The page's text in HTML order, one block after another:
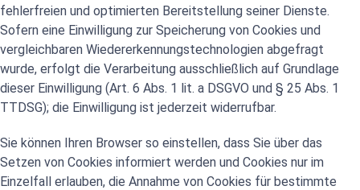
fehlerfreien und optimierten Bereitstellung seiner Dienste.
Sofern eine Einwilligung zur Speicherung von Cookies und
vergleichbaren Wiedererkennungstechnologien abgefragt
wurde, erfolgt die Verarbeitung ausschließlich auf Grundlage
dieser Einwilligung (Art. 6 Abs. 1 lit. a DSGVO und § 25 Abs. 1
TTDSG); die Einwilligung ist jederzeit widerrufbar.
Sie können Ihren Browser so einstellen, dass Sie über das
Setzen von Cookies informiert werden und Cookies nur im
Einzelfall erlauben, die Annahme von Cookies für bestimmte